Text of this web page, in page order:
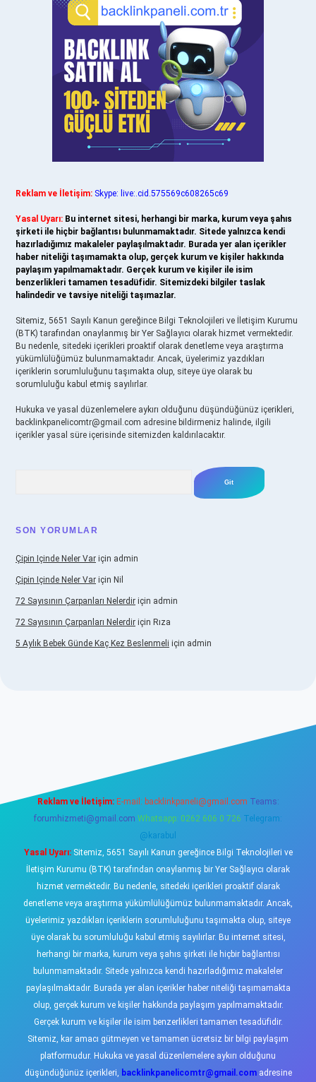
Reklam ve İletişim: Skype: live:.cid.575569c608265c69
Yasal Uyarı: Bu internet sitesi, herhangi bir marka, kurum veya şahıs
şirketi ile hiçbir bağlantısı bulunmamaktadır. Sitede yalnızca kendi
hazırladığımız makaleler paylaşılmaktadır. Burada yer alan içerikler
haber niteliği taşımamakta olup, gerçek kurum ve kişiler hakkında
paylaşım yapılmamaktadır. Gerçek kurum ve kişiler ile isim
benzerlikleri tamamen tesadüfidir. Sitemizdeki bilgiler taslak
halindedir ve tavsiye niteliği taşımazlar.
Sitemiz, 5651 Sayılı Kanun gereğince Bilgi Teknolojileri ve İletişim Kurumu
(BTK) tarafından onaylanmış bir Yer Sağlayıcı olarak hizmet vermektedir.
Bu nedenle, sitedeki içerikleri proaktif olarak denetleme veya araştırma
yükümlülüğümüz bulunmamaktadır. Ancak, üyelerimiz yazdıkları
içeriklerin sorumluluğunu taşımakta olup, siteye üye olarak bu
sorumluluğu kabul etmiş sayılırlar.
Hukuka ve yasal düzenlemelere aykırı olduğunu düşündüğünüz içerikleri,
backlinkpanelicomtr@gmail.com adresine bildirmeniz halinde, ilgili
içerikler yasal süre içerisinde sitemizden kaldırılacaktır.
SON YORUMLAR
Çipin Içinde Neler Var için admin
Çipin Içinde Neler Var için Nil
72 Sayısının Çarpanları Nelerdir için admin
72 Sayısının Çarpanları Nelerdir için Rıza
5 Aylık Bebek Günde Kaç Kez Beslenmeli için admin
Reklam ve İletişim: E-mail: backlinkpaneli@gmail.com Teams:
forumhizmeti@gmail.com Whatsapp: 0262 606 0 726 Telegram:
@karabul
Yasal Uyarı:Sitemiz, 5651 Sayılı Kanun gereğince Bilgi Teknolojileri ve
İletişim Kurumu (BTK) tarafından onaylanmış bir Yer Sağlayıcı olarak
hizmet vermektedir. Bu nedenle, sitedeki içerikleri proaktif olarak
denetleme veya araştırma yükümlülüğümüz bulunmamaktadır. Ancak,
üyelerimiz yazdıkları içeriklerin sorumluluğunu taşımakta olup, siteye
üye olarak bu sorumluluğu kabul etmiş sayılırlar. Bu internet sitesi,
herhangi bir marka, kurum veya şahıs şirketi ile hiçbir bağlantısı
bulunmamaktadır. Sitede yalnızca kendi hazırladığımız makaleler
paylaşılmaktadır. Burada yer alan içerikler haber niteliği taşımamakta
olup, gerçek kurum ve kişiler hakkında paylaşım yapılmamaktadır.
Gerçek kurum ve kişiler ile isim benzerlikleri tamamen tesadüfidir.
Sitemiz, kar amacı gütmeyen ve tamamen ücretsiz bir bilgi paylaşım
platformudur. Hukuka ve yasal düzenlemelere aykırı olduğunu
düşündüğünüz içerikleri, backlinkpanelicomtr@gmail.comadresine